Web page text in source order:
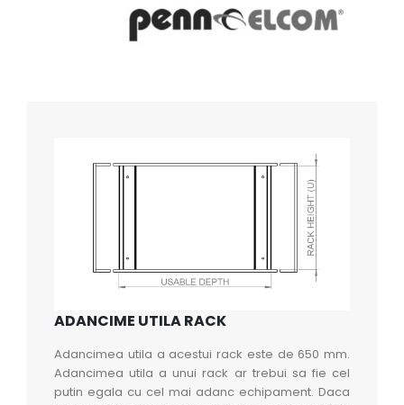
ADANCIME UTILA RACK
Adancimea utila a acestui rack este de 650 mm.
Adancimea utila a unui rack ar trebui sa fie cel
putin egala cu cel mai adanc echipament. Daca